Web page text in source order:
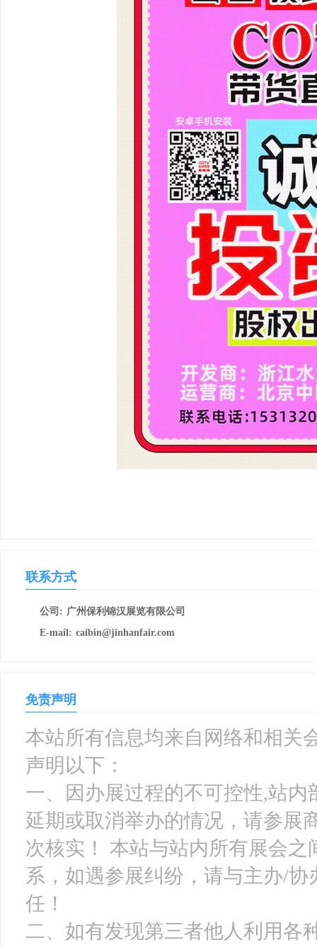
联系方式
公司: 广州保利锦汉展览有限公司
E-mail: caibin@jinhanfair.com
免责声明
本站所有信息均来自网络和相关
声明以下：
一、因办展过程的不可控性,站
延期或取消举办的情况，请参展
次核实！ 本站与站内所有展会
系，如遇参展纠纷，请与主办/
任！
二、如有发现第三者他人利用各